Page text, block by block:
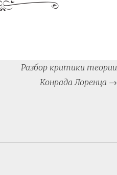
Разбор критики теории
Конрада Лоренца →